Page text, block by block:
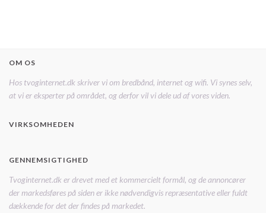
OM OS
Hos tvoginternet.dk skriver vi om bredbånd, internet og wifi. Vi synes selv,
at vi er eksperter på området, og derfor vil vi dele ud af vores viden.
VIRKSOMHEDEN
GENNEMSIGTIGHED
Tvoginternet.dk er drevet med et kommercielt formål, og de annoncører
der markedsføres på siden er ikke nødvendigvis repræsentative eller fuldt
dækkende for det der findes på markedet.